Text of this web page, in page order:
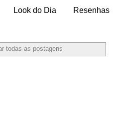
Look do Dia Resenhas
todas as postagens